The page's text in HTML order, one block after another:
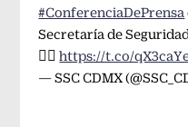
#ConferenciaDePrensa
Secretaría de
👉🏼https://t.co/
— SSC CDMX